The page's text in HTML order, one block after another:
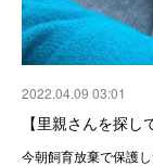
2022.04.09 03:01
【里親さんを探し
今朝飼育放棄で保護